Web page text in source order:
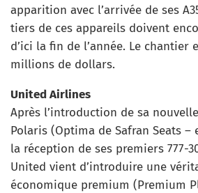
apparition avec l’arrivée de ses
tiers de ces appareils doivent
d’ici la fin de l’année. Le chantier
millions de dollars.
United Airlines
Après l’introduction de sa
Polaris (Optima de Safran Seats –
la réception de ses premiers 777-
United vient d’introduire une
économique premium (Premium